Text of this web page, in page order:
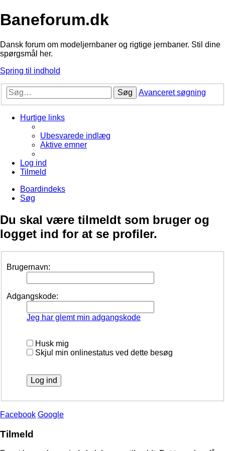
Baneforum.dk
Dansk forum om modeljernbaner og rigtige jernbaner. Stil dine
spørgsmål her.
Spring til indhold
Søg Avanceret søgning
Hurtige links
Ubesvarede indlæg
Aktive emner
Log ind
Tilmeld
Boardindeks
Søg
Du skal være tilmeldt som bruger og
logget ind for at se profiler.
Brugernavn:
Adgangskode:
Jeg har glemt min adgangskode
Husk mig
Skjul min onlinestatus ved dette besøg
Facebook Google
Tilmeld